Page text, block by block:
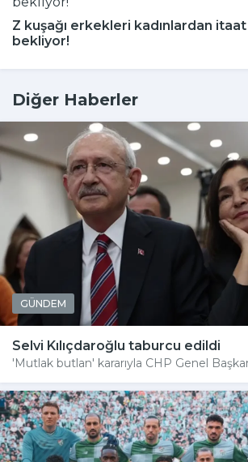
Z kuşağı erkekleri kadınlardan itaat
bekliyor!
Diğer Haberler
GÜNDEM
Selvi Kılıçdaroğlu taburcu edildi
'Mutlak butlan' kararıyla CHP Genel